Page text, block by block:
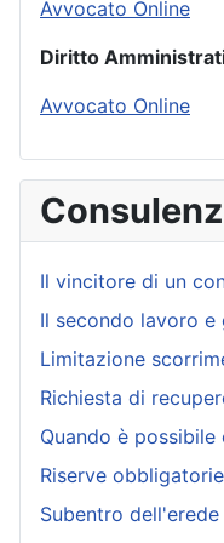
Avvocato Online
Diritto
Avvocato Online
Il vincitore di un
Il secondo lavoro
Limitazione
Richiesta di
Quando è
Riserve
Subentro